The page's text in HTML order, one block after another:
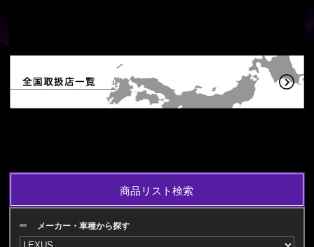
商品リスト検索
メーカー・車種から探す